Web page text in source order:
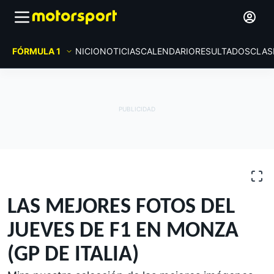
FÓRMULA 1 INICIONOTICIASCALENDARIORESULTADOS
LAS MEJORES FOTOS DEL
JUEVES DE F1 EN MONZA
(GP DE ITALIA)